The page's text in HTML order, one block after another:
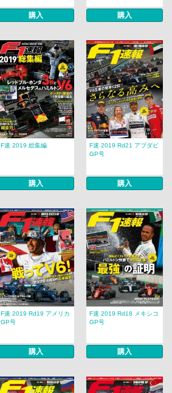
購入 購入
F速 2019 総集編
購入
F速 2019 Rd21 アブダビ
GP号
購入
F速 2019 Rd19 アメリカ
GP号
購入
F速 2019 Rd18 メキシコ
GP号
購入